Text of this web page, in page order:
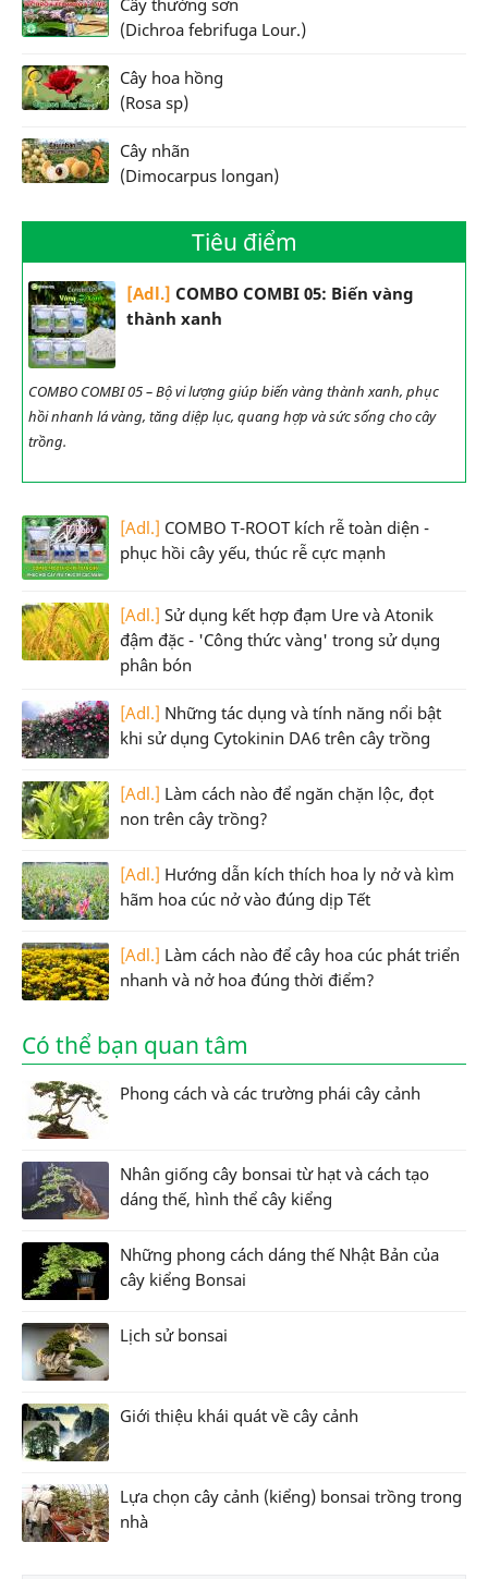
(Dichroa febrifuga Lour.)
Cây hoa hồng
(Rosa sp)
Cây nhãn
(Dimocarpus longan)
Tiêu điểm
[Adl.] COMBO COMBI 05: Biến vàng
thành xanh
COMBO COMBI 05 – Bộ vi lượng giúp biến vàng thành xanh, phục
hồi nhanh lá vàng, tăng diệp lục, quang hợp và sức sống cho cây
trồng.
[Adl.] COMBO T-ROOT kích rễ toàn diện -
phục hồi cây yếu, thúc rễ cực mạnh
[Adl.] Sử dụng kết hợp đạm Ure và Atonik
đậm đặc - 'Công thức vàng' trong sử dụng
phân bón
[Adl.] Những tác dụng và tính năng nổi bật
khi sử dụng Cytokinin DA6 trên cây trồng
[Adl.] Làm cách nào để ngăn chặn lộc, đọt
non trên cây trồng?
[Adl.] Hướng dẫn kích thích hoa ly nở và kìm
hãm hoa cúc nở vào đúng dịp Tết
[Adl.] Làm cách nào để cây hoa cúc phát triển
nhanh và nở hoa đúng thời điểm?
Có thể bạn quan tâm
Phong cách và các trường phái cây cảnh
Nhân giống cây bonsai từ hạt và cách tạo
dáng thế, hình thể cây kiểng
Những phong cách dáng thế Nhật Bản của
cây kiểng Bonsai
Lịch sử bonsai
Giới thiệu khái quát về cây cảnh
Lựa chọn cây cảnh (kiểng) bonsai trồng trong
nhà